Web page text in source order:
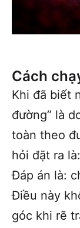
Cách
Khi đã biết
đường” là
toàn theo
hỏi đặt ra
Đáp án là:
Điều này
góc khi rẽ